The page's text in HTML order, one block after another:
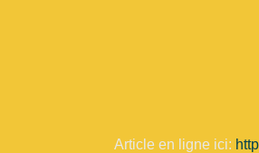
Article en ligne ici: